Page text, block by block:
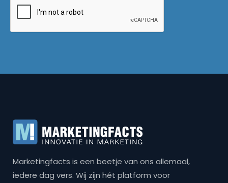
Marketingfacts is een beetje van ons allemaal,
iedere dag vers. Wij zijn hét platform voor